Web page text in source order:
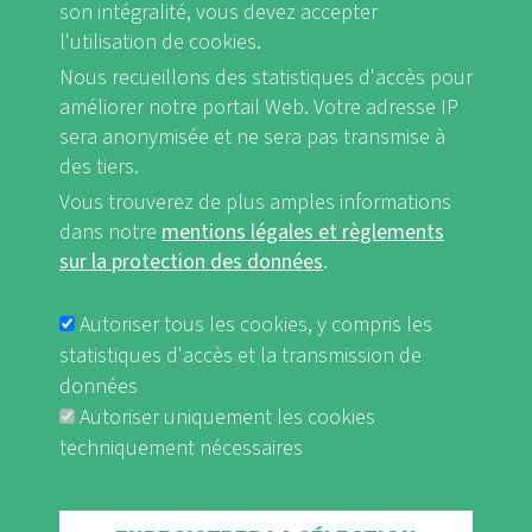
FB Youtube Instagram
FUSSBEREICHSMENÜ
Mentions légales et Règlements sur la protection des données
son intégralité, vous devez accepter
l'utilisation de cookies.
Nous recueillons des statistiques d'accès pour
améliorer notre portail Web. Votre adresse IP
sera anonymisée et ne sera pas transmise à
des tiers.
Vous trouverez de plus amples informations
dans notre mentions légales et règlements
sur la protection des données.
Autoriser tous les cookies, y compris les
statistiques d'accès et la transmission de
données
Autoriser uniquement les cookies
techniquement nécessaires